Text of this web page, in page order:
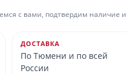
с вами, подтвердим наличие и
ДОСТАВКА
По Тюмени и по всей
России